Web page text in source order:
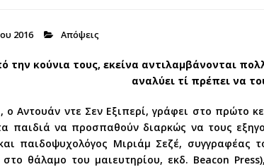
2016 Απόψεις
κούνια τους, εκείνα αντιλαμβάνονται
αναλύει τί πρέπει να
Αντουάν ντε Σεν Εξιπερί, γράφει στο πρώτο
παιδιά να προσπαθούν διαρκώς να τους
παιδοψυχολόγος Mιριάμ Σεζέ, συγγραφέας
θάλαμο του μαιευτηρίου, εκδ. Beacon